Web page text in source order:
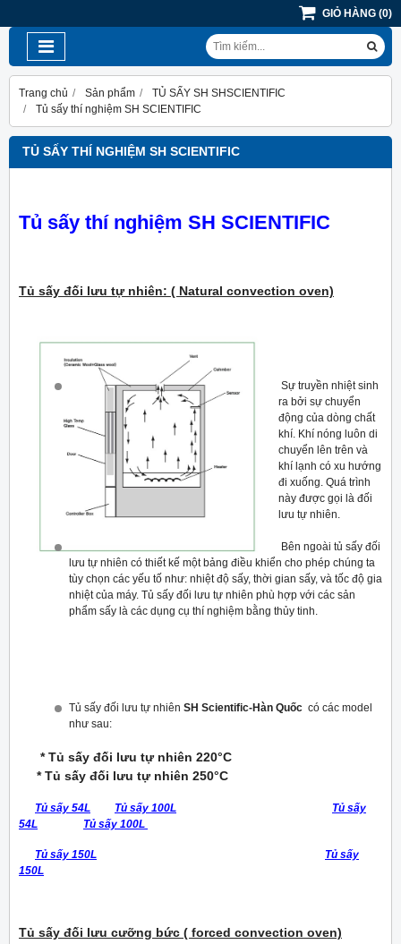
GIỎ HÀNG (0)
Trang chủ Sản phẩm
TỦ SẤY SH SHSCIENTIFIC
Tủ sấy thí nghiệm SH SCIENTIFIC
TỦ SẤY THÍ NGHIỆM SH SCIENTIFIC
Tủ sấy thí nghiệm SH SCIENTIFIC
Tủ sấy đối lưu tự nhiên: ( Natural convection oven)
Sự truyền nhiệt sinh
ra bởi sự chuyển
động của dòng chất
khí. Khí nóng luôn di
chuyển lên trên và
khí lạnh có xu hướng
đi xuống. Quá trình
này được gọi là đối
lưu tự nhiên.
Bên ngoài tủ sấy đối
lưu tự nhiên có thiết kế một bảng điều khiển cho phép chúng ta
tùy chọn các yếu tố như: nhiệt độ sấy, thời gian sấy, và tốc độ gia
nhiệt của máy. Tủ sấy đối lưu tự nhiên phù hợp với các sản
phẩm sấy là các dụng cụ thí nghiệm bằng thủy tinh.
Tủ sấy đối lưu tự nhiên SH Scientific-Hàn Quốc có các model
như sau:
* Tủ sấy đối lưu tự nhiên 220°C
* Tủ sấy đối lưu tự nhiên 250°C
Tủ sấy 54L Tủ sấy 100L
Tủ sấy
54L
Tủ sấy 100L
Tủ sấy 150L
Tủ sấy
150L
Tủ sấy đối lưu cưỡng bức ( forced convection oven)